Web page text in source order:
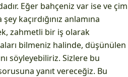
Eğer bahçeniz var ise ve çim
kaçırdığınız anlamına
zahmetli bir iş olarak
bilmeniz halinde, düşünülen
söyleyebiliriz. Sizlere bu
yanıt vereceğiz. Bu